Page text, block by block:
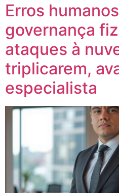
Erros
governança
ataques à
triplicarem,
especialista